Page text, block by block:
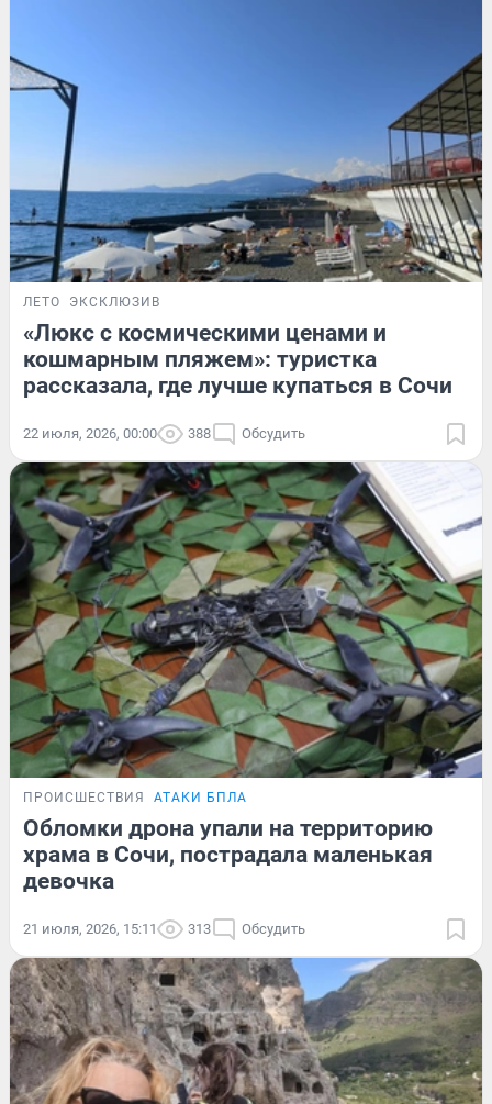
ЛЕТО ЭКСКЛЮЗИВ
«Люкс с космическими ценами и
кошмарным пляжем»: туристка
рассказала, где лучше купаться в Сочи
22 июля, 2026, 00:00 388 Обсудить
ПРОИСШЕСТВИЯ АТАКИ БПЛА
Обломки дрона упали на территорию
храма в Сочи, пострадала маленькая
девочка
21 июля, 2026, 15:11 313 Обсудить